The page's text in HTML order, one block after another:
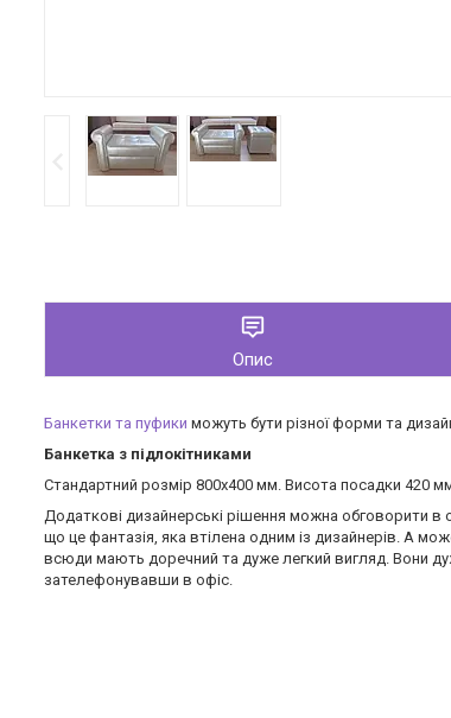
Опис
Банкетки та пуфики можуть бути різної форми та
Банкетка з підлокітниками
Стандартний розмір 800х400 мм. Висота посадки 420
Додаткові дизайнерські рішення можна обговорити в
що це фантазія, яка втілена одним із дизайнерів. А
всюди мають доречний та дуже легкий вигляд. Вони
зателефонувавши в офіс.